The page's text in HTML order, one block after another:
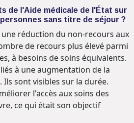
de l'Aide médicale de l'État sur
sans titre de séjour ?
réduction du non-recours aux
de recours plus élevé parmi
à besoins de soins équivalents.
à une augmentation de la
sont visibles sur la durée.
l'accès aux soins des
ce qui était son objectif